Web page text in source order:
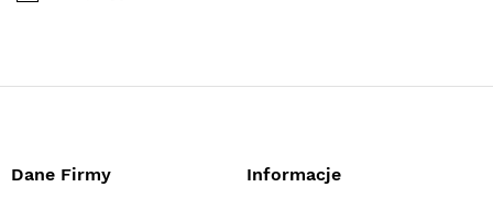
Dane Firmy Informacje